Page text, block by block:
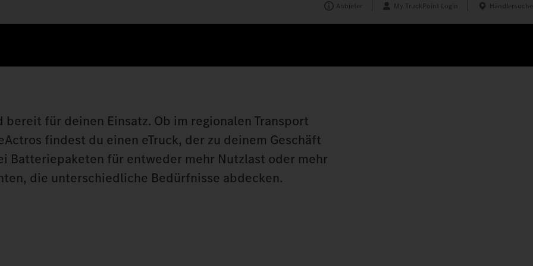
Anbieter My TruckPoint Login Händlersuche
für deinen Einsatz. Ob im regionalen Transport
findest du einen eTruck, der zu deinem Geschäft
Batteriepaketen für entweder mehr Nutzlast oder mehr
die unterschiedliche Bedürfnisse abdecken.